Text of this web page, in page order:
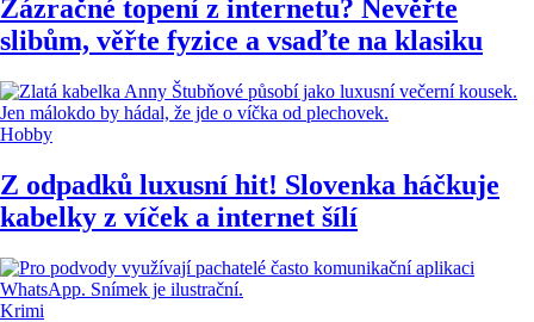
Zázračné topení z internetu? Nevěřte
slibům, věřte fyzice a vsaďte na klasiku
Hobby
Z odpadků luxusní hit! Slovenka háčkuje
kabelky z víček a internet šílí
Krimi